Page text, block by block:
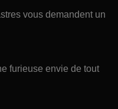
vous demandent un
furieuse envie de tout